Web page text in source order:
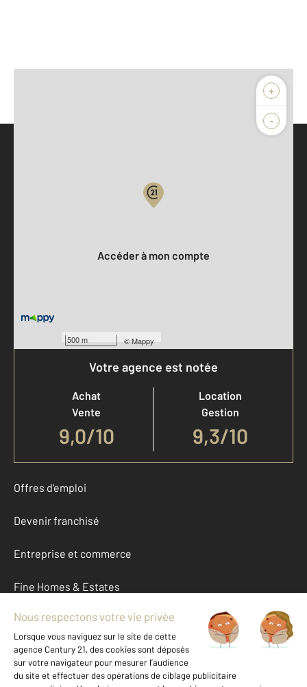
+
-
500 m ©Mappy
Accéder à mon compte
Votre agence est notée
Achat
Vente
9,0/10
Location
Gestion
9,3/10
Offres d'emploi
Devenir franchisé
Entreprise et commerce
Fine Homes & Estates
À propos
International